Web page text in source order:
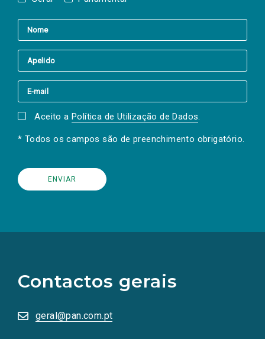
Aceito a Política de Utilização de Dados.
* Todos os campos são de preenchimento obrigatório.
Contactos gerais
geral@pan.com.pt
redes
sociais
numa
nova